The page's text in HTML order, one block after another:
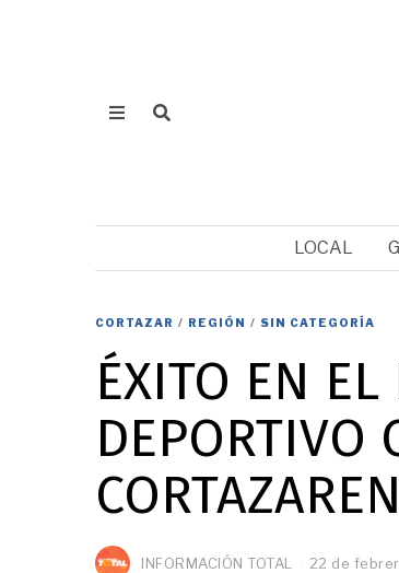
LOCAL
CORTAZAR / REGIÓN / SIN CATEGORÍA
ÉXITO EN
DEPORTIVO
INFORMACIÓN TOTAL 22 de